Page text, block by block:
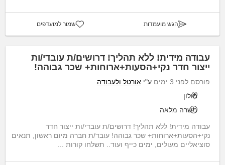
הגש מועמדות שמור למועדפים
עבודה מידית! ללא תהליך! דרושים/ת עובדי/ות
ייצור חדר נקי+הסעות+ארוחות+ שכר גבוהה!
פורסם לפני 3 ימים ע"י אורטל ולעבודה
חולון
משרה מלאה
עבודה מידית! ללא תהליך! דרושים/ת עובדי/ות ייצור חדר
נקי+הסעות+ארוחות+ שכר גבוהה! עובד/ת חברה מיום ראשון, תנאים
סוציאליים מעולים, ימים כייף ועוד.. תשלחו קורות ...